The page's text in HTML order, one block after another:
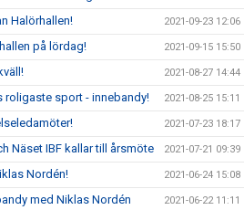
Halörhallen! 2021-09-23 12:06
på lördag! 2021-09-15 15:50
2021-08-27 14:44
roligaste sport - innebandy! 2021-08-25 15:11
2021-07-23 18:17
Näset IBF kallar till årsmöte 2021-07-21 09:39
Nordén! 2021-06-24 15:08
med Niklas Nordén 2021-06-22 11:11